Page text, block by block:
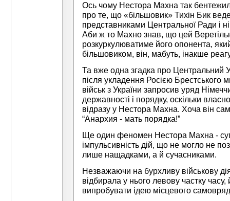
Ось чому Нестора Махна так
про те, що «більшовик» Тихін Бик
представниками Центральної Ради і
Аби ж то Махно знав, що цей
розкуркулюватиме його опонента,
більшовиком, він, мабуть, інакше
Та вже одна згадка про Центральний
після укладення Росією Брестського
військ з України запросив уряд
державності і порядку, оскільки
відразу у Нестора Махна. Хоча він
“Анархия - мать порядка!”
Ще один феномен Нестора Махна -
імпульсивність дій, що не могло не
лише нащадками, а й сучасниками.
Незважаючи на бурхливу військову
відбирала у нього левову частку часу,
випробувати ідею місцевого